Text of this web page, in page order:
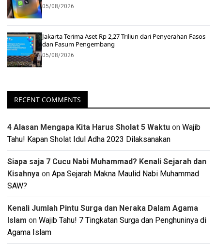
05/08/2026
Jakarta Terima Aset Rp 2,27 Triliun dari Penyerahan Fasos
dan Fasum Pengembang
05/08/2026
RECENT COMMENTS
4 Alasan Mengapa Kita Harus Sholat 5 Waktu on Wajib
Tahu! Kapan Sholat Idul Adha 2023 Dilaksanakan
Siapa saja 7 Cucu Nabi Muhammad? Kenali Sejarah dan
Kisahnya on Apa Sejarah Makna Maulid Nabi Muhammad
SAW?
Kenali Jumlah Pintu Surga dan Neraka Dalam Agama
Islam on Wajib Tahu! 7 Tingkatan Surga dan Penghuninya di
Agama Islam